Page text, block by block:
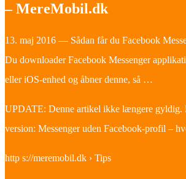
– MereMobil.dk
13. maj 2016 — Sådan får du Facebook
Du downloader Facebook Messenger
eller iOS-enhed og åbner denne, så …
UPDATE: Denne artikel ikke længere gyldig.
version: Messenger uden Facebook-profil –
http s://meremobil.dk › Tips